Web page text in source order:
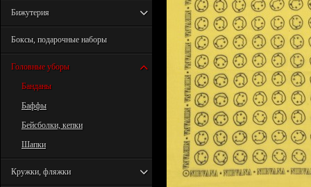
Бижутерия
Боксы, подарочные наборы
Головные уборы
Банданы
Баффы
Бейсболки, кепки
Шапки
Кружки, фляжки